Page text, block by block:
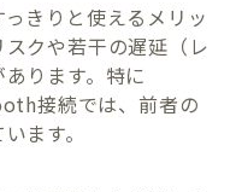
きりと使えるメリッ
クや若干の遅延（レ
ります。特に
接続では、前者の
ます。